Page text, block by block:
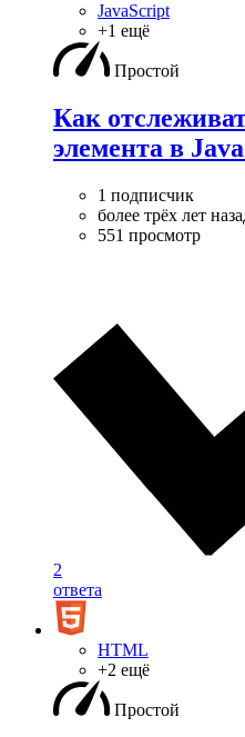
JavaScript
+1 ещё
Простой
Как
элемента в
1 подписчик
более трёх лет
551 просмотр
2
ответа
HTML
+2 ещё
Простой